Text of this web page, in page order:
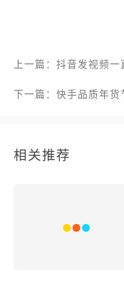
上一篇：抖音发视频
下一篇：快手品质年
相关推荐